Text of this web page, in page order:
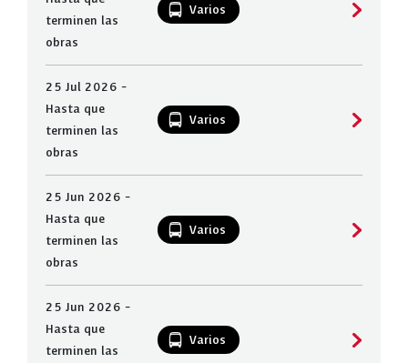
terminen las
obras
Varios
25 Jul 2026 -
Hasta que
terminen las
obras
Varios
25 Jun 2026 -
Hasta que
terminen las
obras
Varios
25 Jun 2026 -
Hasta que
terminen las
Varios